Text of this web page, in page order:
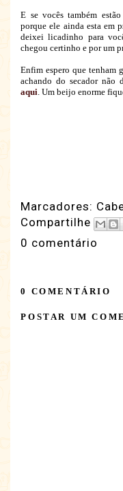
E se vocês também
porque ele ainda esta em
deixei licadinho para
chegou certinho e por um
Enfim espero que tenham
achando do secador não
aqui. Um beijo enorme
Marcadores:
Compartilhe
0 comentário
0 COMENTÁRIO
POSTAR UM